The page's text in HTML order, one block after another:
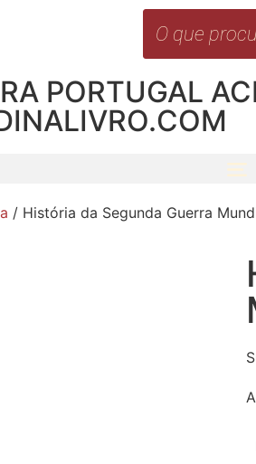
PORTUGAL
/ História da Segunda Guerra